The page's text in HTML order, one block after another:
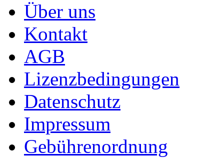
Über uns
Kontakt
AGB
Lizenzbedingungen
Datenschutz
Impressum
Gebührenordnung